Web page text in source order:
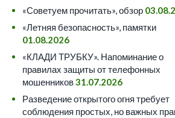
«Советуем прочитать», обзор
«Летняя безопасность», памятки
01.08.2026
«КЛАДИ ТРУБКУ». Напоминание о
правилах защиты от телефонных
мошенников31.07.2026
Разведение открытого огня требует
соблюдения простых, но важных